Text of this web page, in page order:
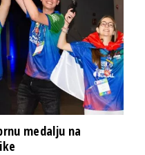
medalju na